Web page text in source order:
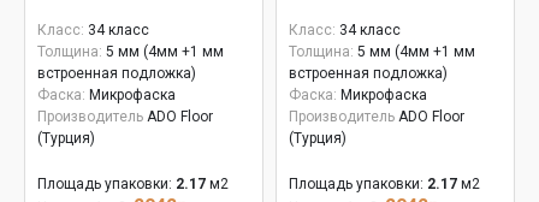
Класс: 34 класс
Толщина: 5 мм (4мм +1 мм
встроенная подложка)
Фаска: Микрофаска
Производитель ADO Floor
(Турция)
Площадь упаковки: 2.17 м2
Класс: 34 класс
Толщина: 5 мм (4мм +1 мм
встроенная подложка)
Фаска: Микрофаска
Производитель ADO Floor
(Турция)
Площадь упаковки: 2.17 м2